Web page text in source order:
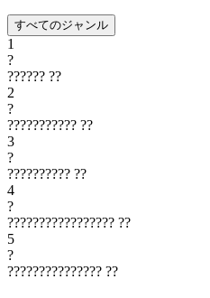
すべてのジャンル
1
?
?????? ??
2
?
??????????? ??
3
?
?????????? ??
4
?
????????????????? ??
5
?
??????????????? ??